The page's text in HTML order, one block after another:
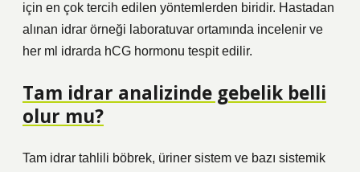
için en çok tercih edilen yöntemlerden biridir. Hastadan
alınan idrar örneği laboratuvar ortamında incelenir ve
her ml idrarda hCG hormonu tespit edilir.
Tam idrar analizinde gebelik belli
olur mu?
Tam idrar tahlili böbrek, üriner sistem ve bazı sistemik